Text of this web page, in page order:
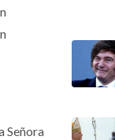
Señora